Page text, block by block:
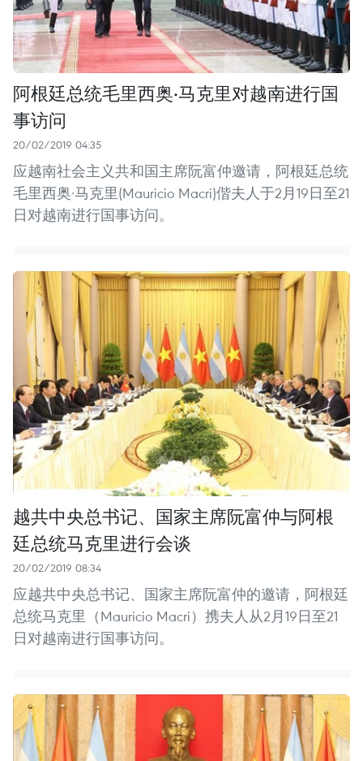
阿根廷总统毛里西奥·马克里对越南进行国
事访问
20/02/2019 04:35
应越南社会主义共和国主席阮富仲邀请，阿根廷总统
毛里西奥·马克里(Mauricio Macri)偕夫人于2月19日至21
日对越南进行国事访问。
越共中央总书记、国家主席阮富仲与阿根
廷总统马克里进行会谈
20/02/2019 08:34
应越共中央总书记、国家主席阮富仲的邀请，阿根廷
总统马克里（Mauricio Macri）携夫人从2月19日至21
日对越南进行国事访问。